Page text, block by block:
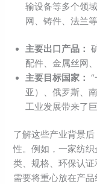
输设备等多个领
网、铸件、法兰
主要出口产品：
配件、金属丝网
主要目标国家：
亚）、俄罗斯、
工业发展带来了
了解这些产业背景
性。例如，一家纺
类、规格、环保认
需要将重心放在产